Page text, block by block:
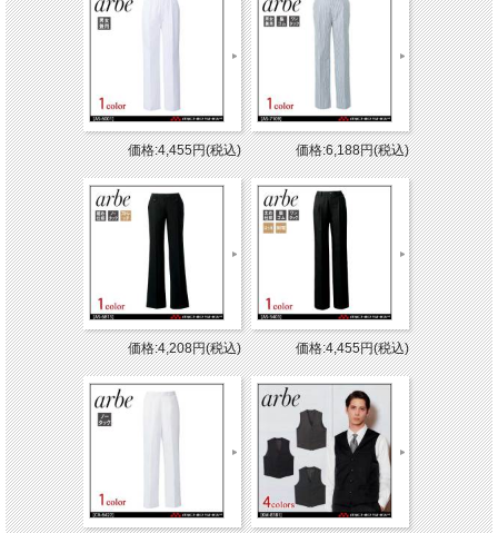
価格:4,455円(税込) 価格:6,188円(税込)
価格:4,208円(税込) 価格:4,455円(税込)